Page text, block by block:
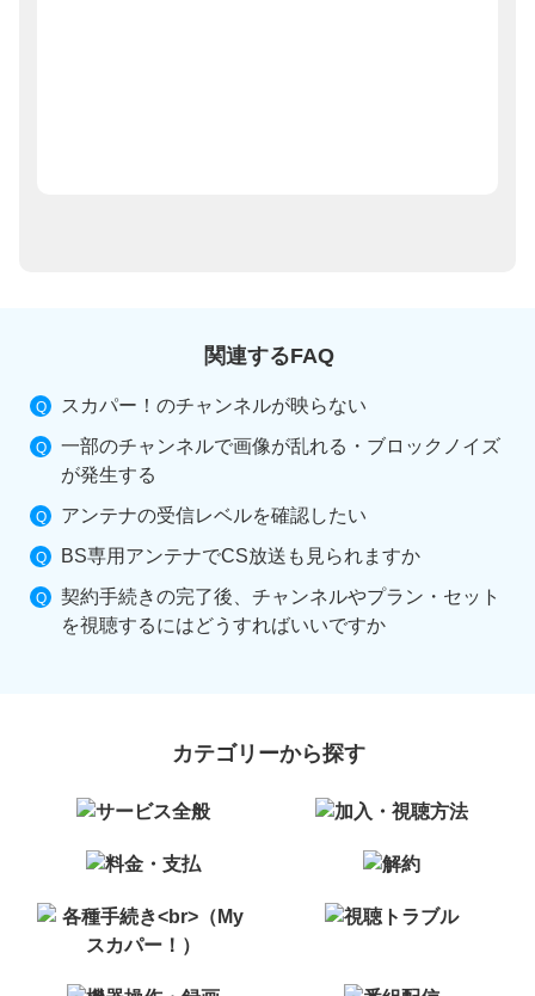
関連するFAQ
スカパー！のチャンネルが映らない
一部のチャンネルで画像が乱れる・ブロックノイズ
が発生する
アンテナの受信レベルを確認したい
BS専用アンテナでCS放送も見られますか
契約手続きの完了後、チャンネルやプラン・セット
を視聴するにはどうすればいいですか
カテゴリーから探す